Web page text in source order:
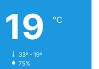
19 ℃
33º - 19º
75%